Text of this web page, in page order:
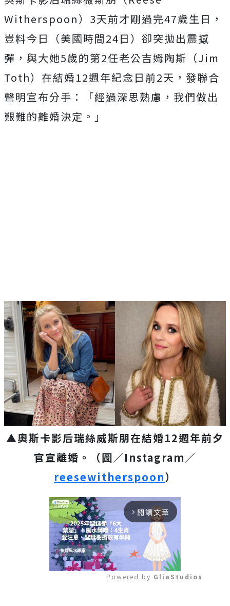
Witherspoon）3天前才剛過完47歲生日，
豈料今日（美國時間24日）卻突拋出震撼
彈，與大她5歲的第2任老公吉姆陶斯（Jim
Toth）在結婚12週年紀念日前2天，發聯合
聲明宣布分手：「經過深思熟慮，我們做出
艱難的離婚決定。」
▲奧斯卡影后瑞絲威斯朋在結婚12週年前夕
官宣離婚。（圖／Instagram／
reesewitherspoon）
arrow_forward_ios 閱讀文章
Powered by GliaStudios